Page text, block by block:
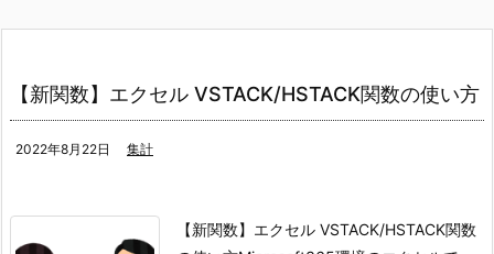
【新関数】エクセル VSTACK/HSTACK関数の使い方
2022年8月22日 集計
【新関数】エクセル VSTACK/HSTACK関数